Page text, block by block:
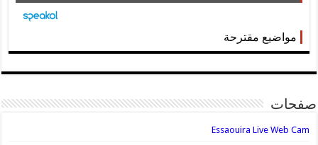
مواضيع مقترحة
صفحات
Essaouira Live Web Cam